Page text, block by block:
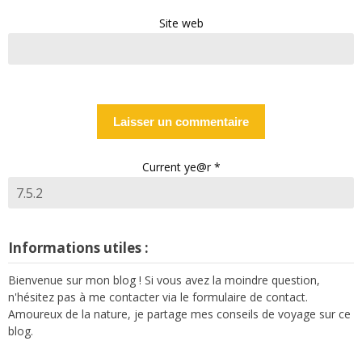
Site web
Current ye@r*
Informations utiles :
Bienvenue sur mon blog ! Si vous avez la moindre question,
n'hésitez pas à me contacter via le formulaire de contact.
Amoureux de la nature, je partage mes conseils de voyage sur ce
blog.